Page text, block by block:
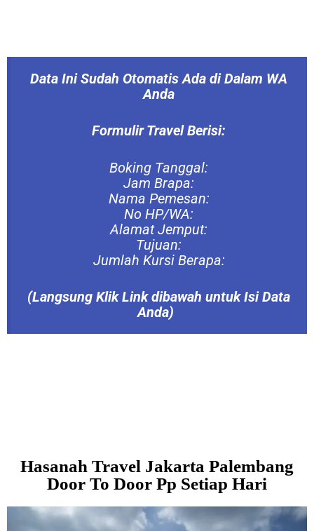
Data Ini Sudah Otomatis Ada di Dalam WA
Anda
Formulir Travel Berisi:
Boking Tanggal:
Jam Brapa:
Nama Pemesan:
No HP/WA:
Alamat Jemput:
Tujuan:
Jumlah Kursi Berapa:
(Langsung Klik Link dibawah untuk Isi Data
Anda)
Hasanah Travel Jakarta Palembang
Door To Door Pp Setiap Hari